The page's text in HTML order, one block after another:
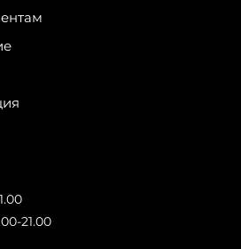
21.00